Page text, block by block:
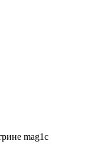
mag1c